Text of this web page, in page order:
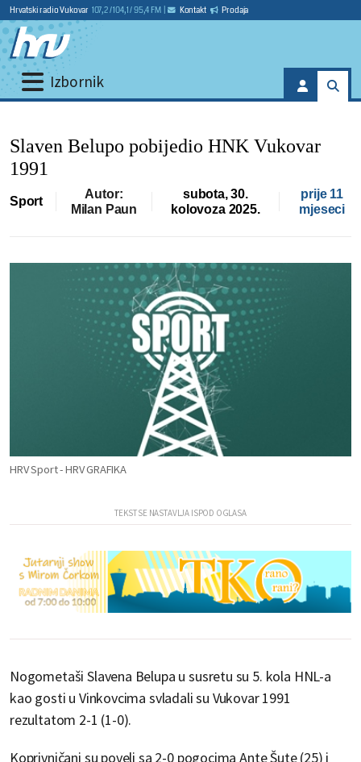
Hrvatski radio Vukovar 107,2 / 104,1 / 95,4 FM Kontakt Prodaja
Izbornik
Slaven Belupo pobijedio HNK Vukovar
1991
Sport
Autor:
Milan Paun
subota, 30.
kolovoza 2025.
prije 11
mjeseci
HRV Sport - HRV GRAFIKA
Nogometaši Slavena Belupa u susretu su 5. kola HNL-a
kao gosti u Vinkovcima svladali su Vukovar 1991
rezultatom 2-1 (1-0).
Koprivničani su poveli sa 2-0 pogocima Ante Šute (25) i